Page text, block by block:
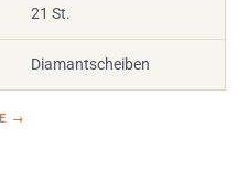
21 St.
Diamantscheiben
→